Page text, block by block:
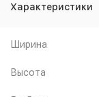
Характеристики
Ширина
Высота